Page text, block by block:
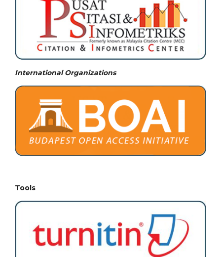
International Organizations
Tools